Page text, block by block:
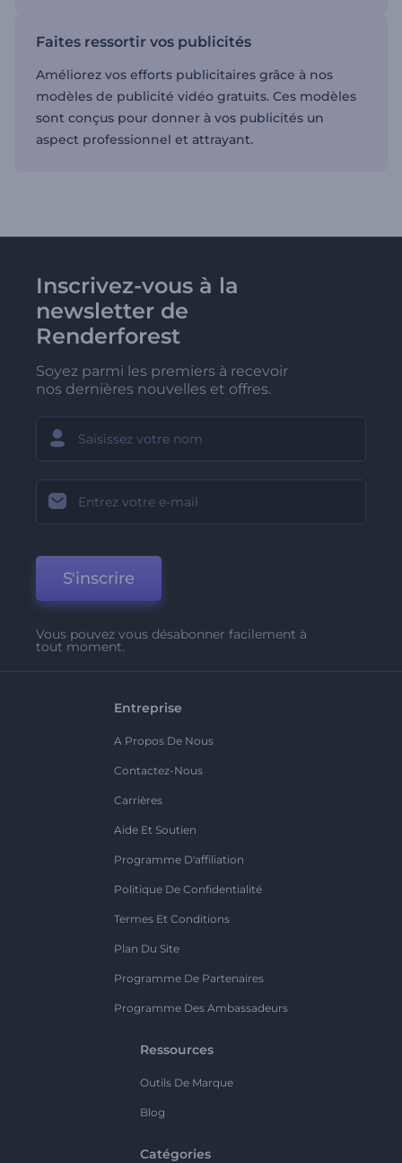
Faites ressortir vos publicités
Améliorez vos efforts publicitaires grâce à nos
modèles de publicité vidéo gratuits. Ces modèles
sont conçus pour donner à vos publicités un
aspect professionnel et attrayant.
Inscrivez-vous à la
newsletter de
Renderforest
Soyez parmi les premiers à recevoir
nos dernières nouvelles et offres.
S'inscrire
Vous pouvez vous désabonner facilement à
tout moment.
Entreprise
A Propos De Nous
Contactez-Nous
Carrières
Aide Et Soutien
Programme D'affiliation
Politique De Confidentialité
Termes Et Conditions
Plan Du Site
Programme De Partenaires
Programme Des Ambassadeurs
Ressources
Outils De Marque
Blog
Catégories